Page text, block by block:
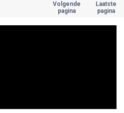
Volgende
pagina
Laatste
pagina